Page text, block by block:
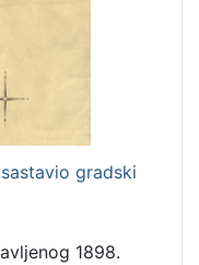
gradski
1898.